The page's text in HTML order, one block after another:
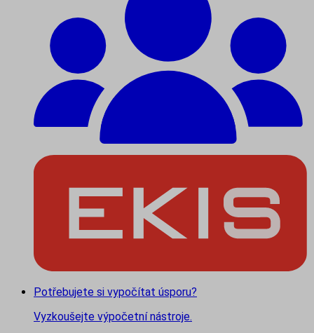
Potřebujete si vypočítat úsporu?
Vyzkoušejte výpočetní nástroje.